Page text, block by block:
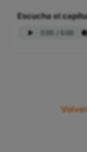
Escucha el